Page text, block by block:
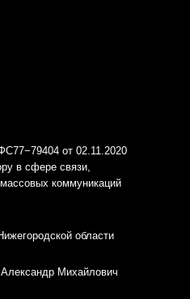
от 02.11.2020
в сфере связи,
коммуникаций
области
Михайлович